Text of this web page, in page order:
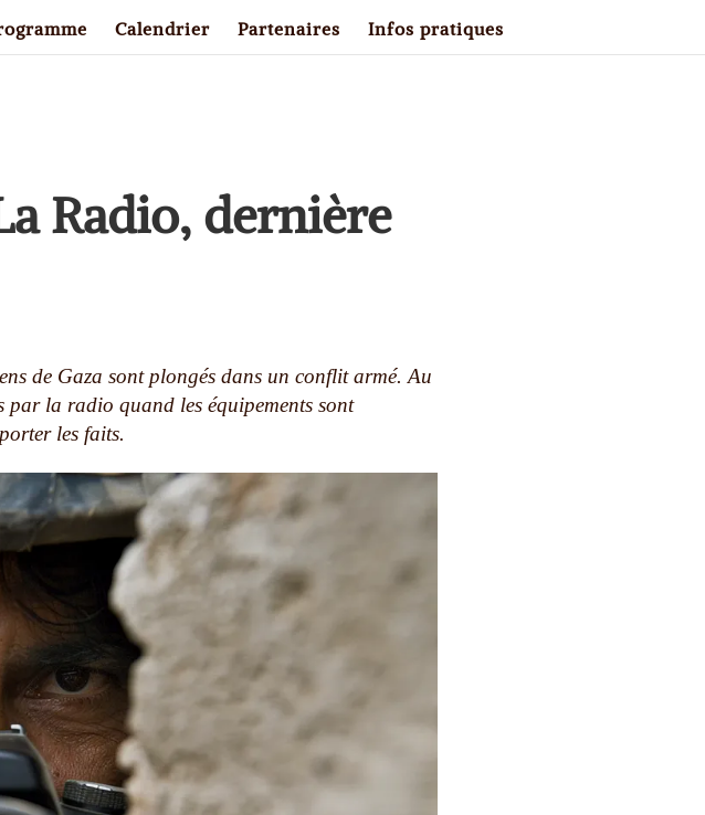
Calendrier Partenaires Infos pratiques
Radio, dernière
de Gaza sont plongés dans un conflit armé. Au
par la radio quand les équipements sont
les faits.